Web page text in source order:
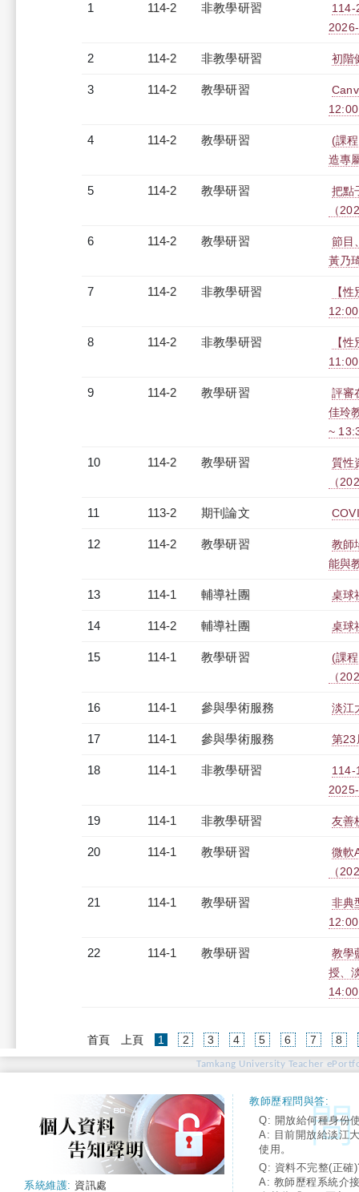
1 114-2 非教學研習
114-
2 114-2 非教學研習 初階
3 114-2 教學研習
4 114-2 教學研習
(課
造專
5 114-2 教學研習
把點
（
6 114-2 教學研習
節目
黃乃
7 114-2 非教學研習
【
8 114-2 非教學研習
【
9 114-2 教學研習
評審
佳玲
~
10 114-2 教學研習
質性
（
11 113-2 期刊論文
12 114-2 教學研習
教師
能與
13 114-1 輔導社團 桌球
14 114-2 輔導社團 桌球
15 114-1 教學研習
(課
（
16 114-1 參與學術服務 淡江
17 114-1 參與學術服務 第23
18 114-1 非教學研習
114-
19 114-1 非教學研習 友善
20 114-1 教學研習
微軟
（
21 114-1 教學研習
非典
22 114-1 教學研習
教學
授、
首頁 上頁 1 (current)
2 3 4 5 6 7 8
Tamkang University Teacher
系統維護: 資訊處
教師歷程問與答:
Q: 開放給何種身份
A: 目前開放給淡江
使用。
Q: 資料不完整(正確
A: 教師歷程系統介